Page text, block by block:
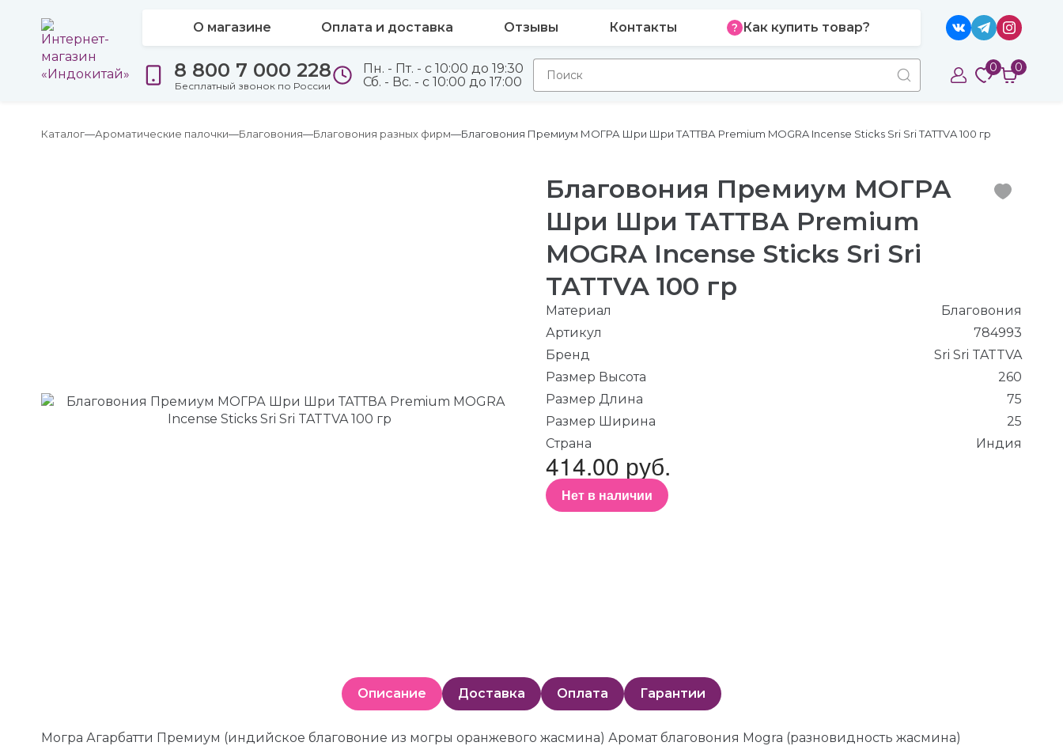
О магазине Оплата и доставка Отзывы Контакты Как купить товар?
8 800 7 000 228
Бесплатный звонок по России
Пн. - Пт. - с 10:00 до 19:30
Сб. - Вс. - с 10:00 до 17:00
0 0
Каталог Ароматические палочки Благовония Благовония разных фирм Благовония Премиум МОГРА Шри Шри ТАТТВА Premium MOGRA Incense Sticks Sri Sri TATTVA 100 гр
Благовония Премиум МОГРА
Шри Шри ТАТТВА Premium
MOGRA Incense Sticks Sri Sri
TATTVA 100 гр
Материал
Благовония
Артикул
784993
Бренд
Sri Sri TATTVA
Размер Высота
260
Размер Длина
75
Размер Ширина
25
Страна
Индия
414.00 руб.
Нет в наличии
Описание Доставка Оплата Гарантии
Могра Агарбатти Премиум (индийское благовоние из могры оранжевого жасмина) Аромат благовония Mogra (разновидность жасмина)